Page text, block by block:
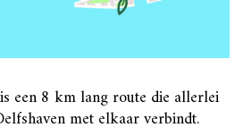
een 8 km lang route die allerlei
met elkaar verbindt.